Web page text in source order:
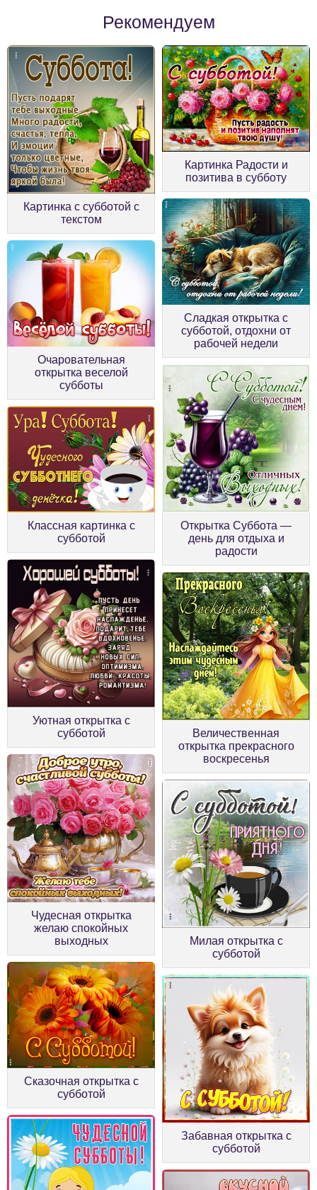
Рекомендуем
Картинка с субботой с
текстом
Картинка Радости и
позитива в субботу
Очаровательная
открытка веселой
субботы
Сладкая открытка с
субботой, отдохни от
рабочей недели
Классная картинка с
субботой
Открытка Суббота —
день для отдыха и
радости
Уютная открытка с
субботой
Величественная
открытка прекрасного
воскресенья
Чудесная открытка
желаю спокойных
выходных
Милая открытка с
субботой
Сказочная открытка с
субботой
Забавная открытка с
субботой